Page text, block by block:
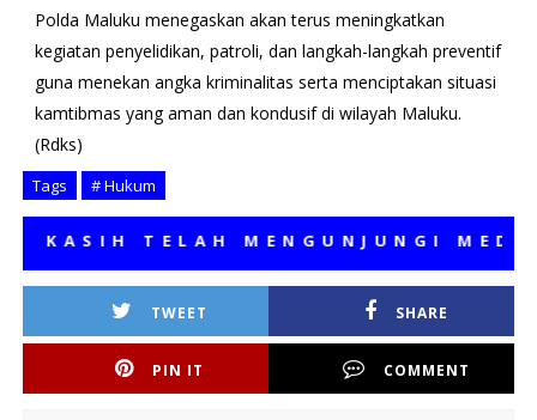
Polda Maluku menegaskan akan terus meningkatkan
kegiatan penyelidikan, patroli, dan langkah-langkah preventif
guna menekan angka kriminalitas serta menciptakan situasi
kamtibmas yang aman dan kondusif di wilayah Maluku.
(Rdks)
Tags # Hukum
TELAH MENGUNJUNGI MEDIA
TWEET SHARE
PIN IT COMMENT